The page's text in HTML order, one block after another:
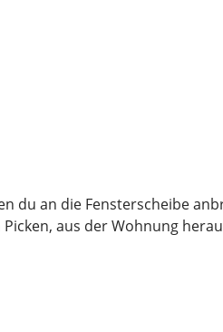
du an die Fensterscheibe
aus der Wohnung